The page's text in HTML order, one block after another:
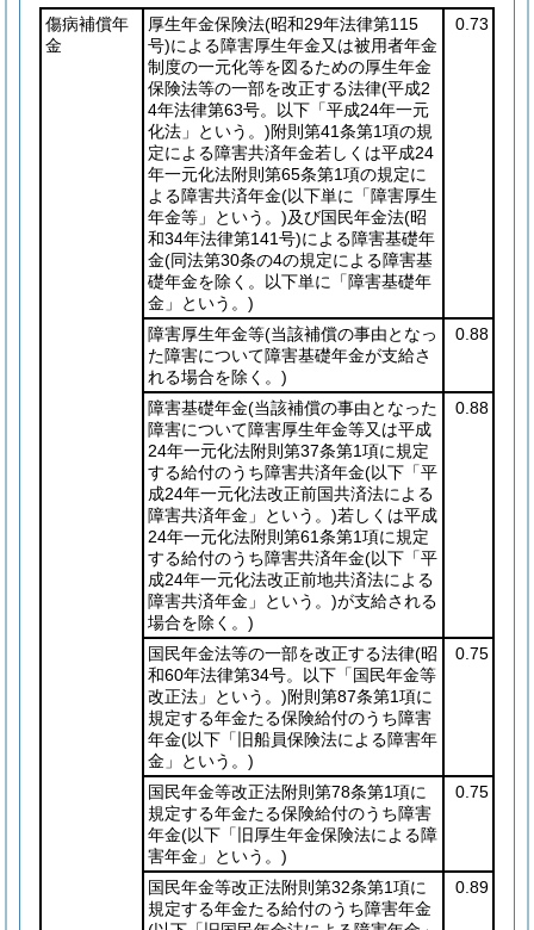
傷病補償年
金
厚生年金保険法(昭和29年法律第115
号)による障害厚生年金又は被用者年金
制度の一元化等を図るための厚生年金
保険法等の一部を改正する法律(平成2
4年法律第63号。以下「平成24年一元
化法」という。)附則第41条第1項の規
定による障害共済年金若しくは平成24
年一元化法附則第65条第1項の規定に
よる障害共済年金(以下単に「障害厚生
年金等」という。)及び国民年金法(昭
和34年法律第141号)による障害基礎年
金(同法第30条の4の規定による障害基
礎年金を除く。以下単に「障害基礎年
金」という。)
0.73
障害厚生年金等(当該補償の事由となっ
た障害について障害基礎年金が支給さ
れる場合を除く。)
0.88
障害基礎年金(当該補償の事由となった
障害について障害厚生年金等又は平成
24年一元化法附則第37条第1項に規定
する給付のうち障害共済年金(以下「平
成24年一元化法改正前国共済法による
障害共済年金」という。)若しくは平成
24年一元化法附則第61条第1項に規定
する給付のうち障害共済年金(以下「平
成24年一元化法改正前地共済法による
障害共済年金」という。)が支給される
場合を除く。)
0.88
国民年金法等の一部を改正する法律(昭
和60年法律第34号。以下「国民年金等
改正法」という。)附則第87条第1項に
規定する年金たる保険給付のうち障害
年金(以下「旧船員保険法による障害年
金」という。)
0.75
国民年金等改正法附則第78条第1項に
規定する年金たる保険給付のうち障害
年金(以下「旧厚生年金保険法による障
害年金」という。)
0.75
国民年金等改正法附則第32条第1項に
規定する年金たる給付のうち障害年金
0.89